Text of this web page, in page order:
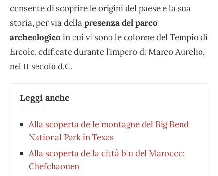
consente di scoprire le origini del paese e la sua
storia, per via dellapresenza del parco
archeologico in cui vi sono le colonne del Tempio di
Ercole, edificate durante l’impero di Marco Aurelio,
nel II secolo d.C.
Leggi anche
Alla scoperta delle montagne del Big Bend
National Park in Texas
Alla scoperta della città blu del Marocco:
Chefchaouen